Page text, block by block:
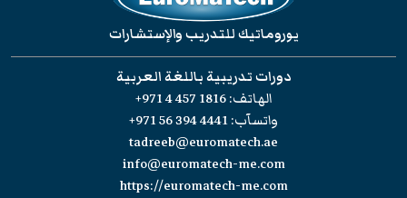
يوروماتيك للتدريب والإستشارات
دورات تدريبية باللغة العربية
الهاتف:+971 4 457 1816
واتسآب:+971 56 394 4441
tadreeb@euromatech.ae
info@euromatech-me.com
https://euromatech-me.com